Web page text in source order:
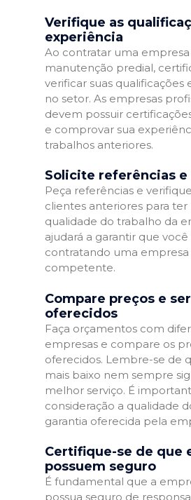
Verifique as
experiência
Ao contratar uma
manutenção predial,
verificar suas qualificações
no setor. As empresas
devem possuir
e comprovar sua
trabalhos anteriores.
Solicite referências e
Peça referências e
clientes anteriores para ter
qualidade do trabalho da
ajudará a garantir que você
contratando uma
competente.
Compare preços e
oferecidos
Faça orçamentos com
empresas e compare os
oferecidos. Lembre-se de
mais baixo nem sempre
melhor serviço. É
consideração a qualidade
garantia oferecida pela
Certifique-se de que
possuem seguro
É fundamental que a
possua seguro de